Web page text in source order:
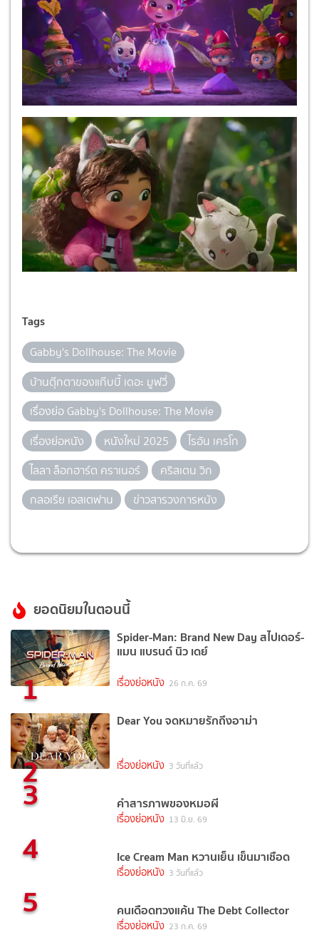
Tags
Gabby's Dollhouse: The Movie
บ้านตุ๊กตาของแก๊บบี้ เดอะ มูฟวี่
เรื่องย่อ Gabby's Dollhouse: The Movie
เรื่องย่อหนัง
หนังใหม่ 2025
ไรอัน เครโก
ไลลา ล็อกฮาร์ต คราเนอร์
คริสเตน วิก
กลอเรีย เอสเตฟาน
ข่าวสารวงการหนัง
ยอดนิยมในตอนนี้
1
Spider-Man: Brand New Day สไปเดอร์-
แมน แบรนด์ นิว เดย์
เรื่องย่อหนัง 26 ก.ค. 69
2
Dear You จดหมายรักถึงอาม่า
เรื่องย่อหนัง 3 วันที่แล้ว
3 คำสารภาพของหมอผี
เรื่องย่อหนัง 13 มิ.ย. 69
4 Ice Cream Man หวานเย็น เข็นมาเชือด
เรื่องย่อหนัง 3 วันที่แล้ว
5 คนเดือดทวงแค้น The Debt Collector
เรื่องย่อหนัง 23 ก.ค. 69